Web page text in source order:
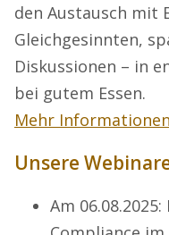
den Austausch mit
Gleichgesinnten,
Diskussionen – in
bei gutem Essen.
Mehr
Unsere
Am